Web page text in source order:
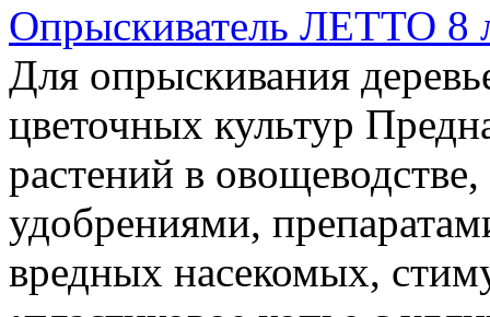
Опрыскиватель ЛЕТТО 8
Для опрыскивания
цветочных культур
растений в овощеводстве,
удобрениями,
вредных насекомых,